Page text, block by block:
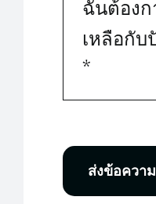
ส่งข้อความ